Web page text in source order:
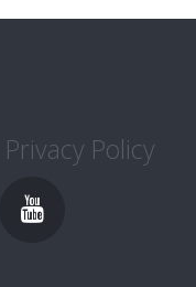
Privacy Policy